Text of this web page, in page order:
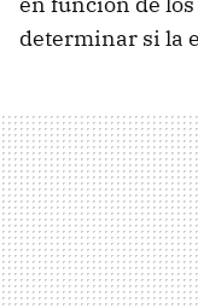
determinar si la